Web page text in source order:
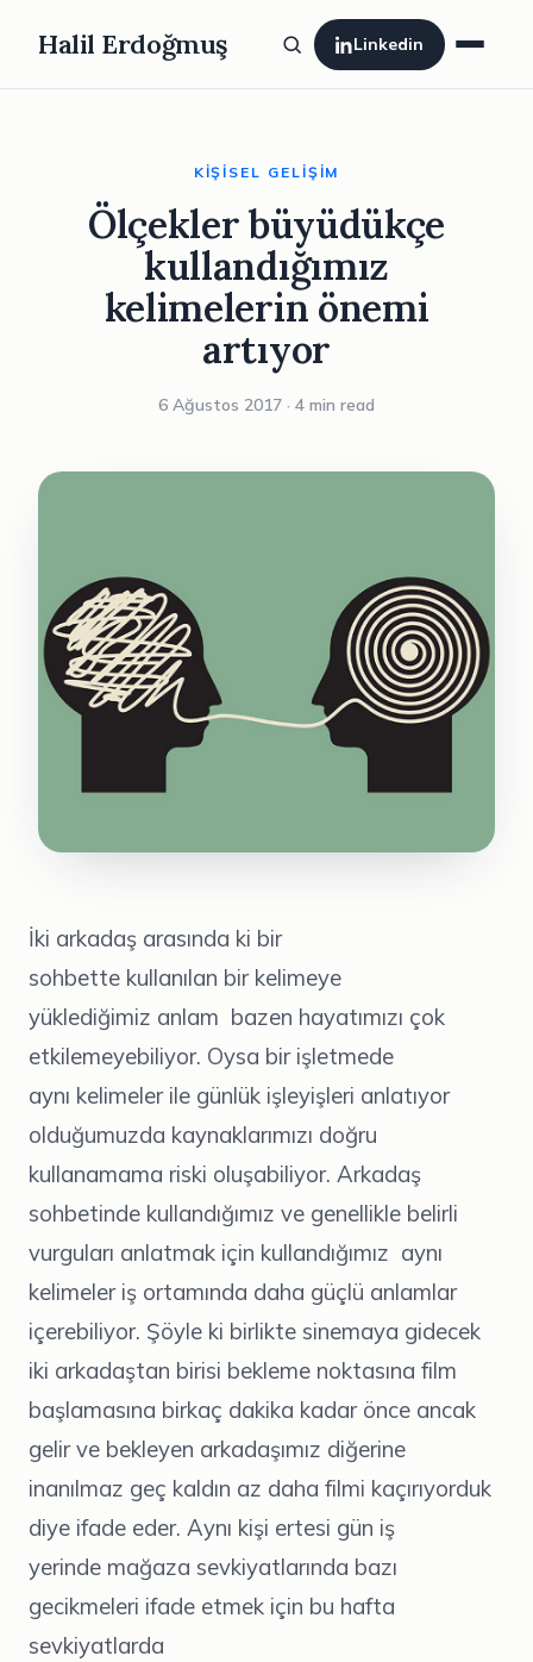
Halil Erdoğmuş Linkedin
KIŞISEL GELIŞIM
Ölçekler büyüdükçe
kullandığımız
kelimelerin önemi
artıyor
6 Ağustos 2017 · 4 min read
İki arkadaş arasında ki bir
sohbette kullanılan bir kelimeye
yüklediğimiz anlam bazen hayatımızı çok
etkilemeyebiliyor. Oysa bir işletmede
aynı kelimeler ile günlük işleyişleri anlatıyor
olduğumuzda kaynaklarımızı doğru
kullanamama riski oluşabiliyor. Arkadaş
sohbetinde kullandığımız ve genellikle belirli
vurguları anlatmak için kullandığımız aynı
kelimeler iş ortamında daha güçlü anlamlar
içerebiliyor. Şöyle ki birlikte sinemaya gidecek
iki arkadaştan birisi bekleme noktasına film
başlamasına birkaç dakika kadar önce ancak
gelir ve bekleyen arkadaşımız diğerine
inanılmaz geç kaldın az daha filmi kaçırıyorduk
diye ifade eder. Aynı kişi ertesi gün iş
yerinde mağaza sevkiyatlarında bazı
gecikmeleri ifade etmek için bu hafta
sevkiyatlarda